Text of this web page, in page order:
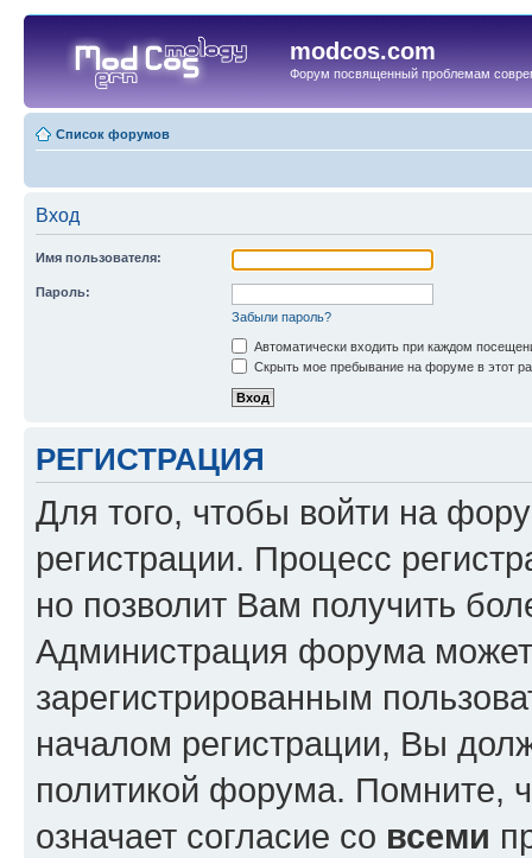
modcos.com
Форум посвященный проблемам
Список форумов
Вход
Имя пользователя:
Пароль:
Забыли пароль?
Автоматически входить при каждом
Скрыть мое пребывание на форуме в этот
РЕГИСТРАЦИЯ
Для того, чтобы войти на
регистрации. Процесс
но позволит Вам получить
Администрация форума может
зарегистрированным
началом регистрации, Вы
политикой форума. Помните,
означает согласие со всеми